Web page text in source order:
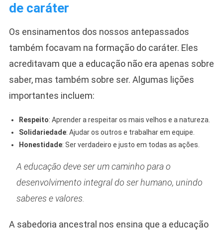
de caráter
Os ensinamentos dos nossos antepassados
também focavam na formação do caráter. Eles
acreditavam que a educação não era apenas sobre
saber, mas também sobre ser. Algumas lições
importantes incluem:
Respeito: Aprender a respeitar os mais velhos e a natureza.
Solidariedade: Ajudar os outros e trabalhar em equipe.
Honestidade: Ser verdadeiro e justo em todas as ações.
A educação deve ser um caminho para o
desenvolvimento integral do ser humano, unindo
saberes e valores.
A sabedoria ancestral nos ensina que a educação